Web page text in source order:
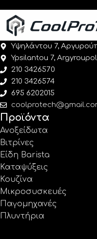
Υψηλάντου 7,
Ypsilantou 7,
210 3426570
210 3426574
695 6202015
Προϊόντα
Ανοξείδωτα
Βιτρίνες
Είδη Barista
Καταψύξεις
Κουζίνα
Μικροσυσκευές
Παγομηχανές
Πλυντήρια